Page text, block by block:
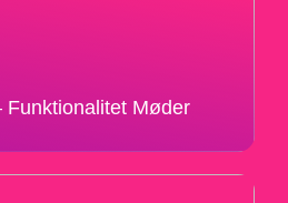
Funktionalitet Møder